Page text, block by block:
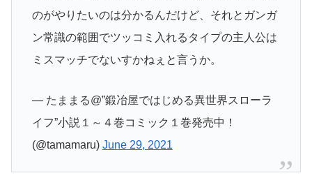
のがやりたいのは分かるんだけど、それとガンガ
ン常識の範囲でツッコミ入れるタイプの主人公は
ミスマッチでないすかねぇと言うか。
— たままる@”鍛冶屋ではじめる異世界スローラ
イフ”小説１～４巻コミック１巻発売中！
(@tamamaru) June 29, 2021